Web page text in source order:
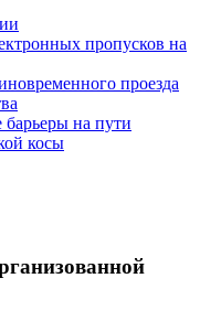
пропусков на
проезда
на пути
косы